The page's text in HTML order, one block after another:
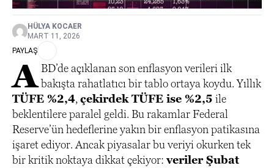
HÜLYA KOCAER
MART 11, 2026
PAYLAŞ
A BD’de açıklanan son enflasyon verileri ilk
bakışta rahatlatıcı bir tablo ortaya koydu. Yıllık
TÜFE %2,4,çekirdek TÜFE ise %2,5 ile
beklentilere paralel geldi. Bu rakamlar Federal
Reserve’ün hedeflerine yakın bir enflasyon patikasına
işaret ediyor. Ancak piyasalar bu veriyi okurken tek
bir kritik noktaya dikkat çekiyor:veriler Şubat